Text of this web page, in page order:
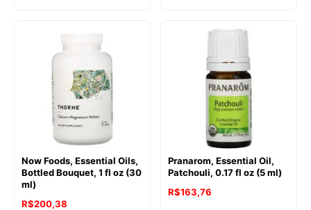
Now Foods, Essential Oils,
Bottled Bouquet, 1 fl oz (30
ml)
R$200,38
Pranarom, Essential Oil,
Patchouli, 0.17 fl oz (5 ml)
R$163,76